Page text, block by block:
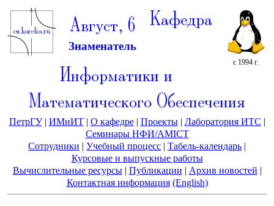
Август, 6
Знаменатель
с 1994 г.
Кафедра
Информатики и
Математического Обеспечения
ПетрГУ| ИМиИТ| О кафедре| Проекты| Лаборатория ИТС |
Семинары НФИ/AMICT
Сотрудники | Учебный процесс | Табель-календарь |
Курсовые и выпускные работы
Вычислительные ресурсы| Публикации | Архив новостей |
Контактная информация (English)